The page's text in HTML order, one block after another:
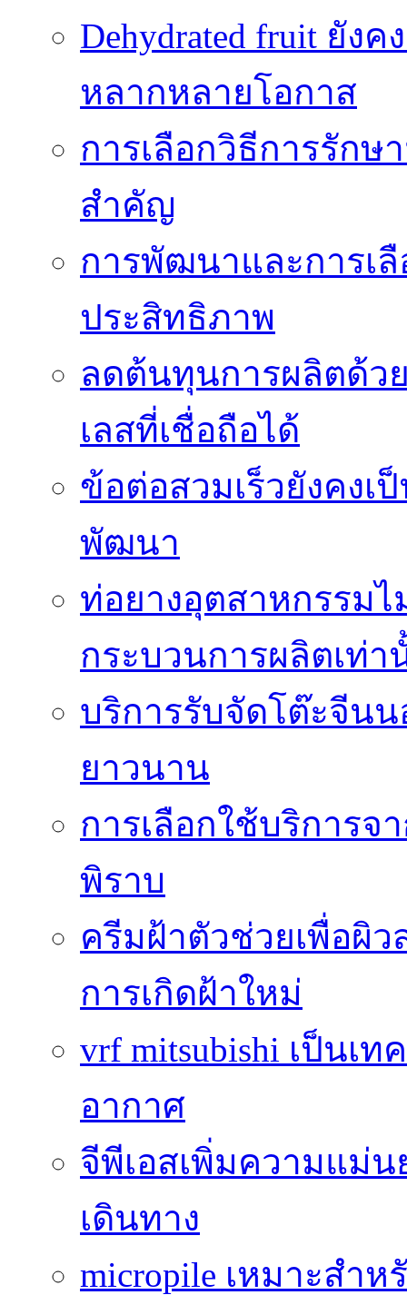
Dehydrated fruit ยัง
หลากหลายโอกาส
การเลือกวิธีการรักษ
สำคัญ
การพัฒนาและการเ
ประสิทธิภาพ
ลดต้นทุนการผลิตด้ว
เลสที่เชื่อถือได้
ข้อต่อสวมเร็วยังคง
พัฒนา
ท่อยางอุตสาหกรรม
กระบวนการผลิตเท่า
บริการรับจัดโต๊ะจีน
ยาวนาน
การเลือกใช้บริการ
พิราบ
ครีมฝ้าตัวช่วยเพื่อผิ
การเกิดฝ้าใหม่
vrf mitsubishi เป็นเ
อากาศ
จีพีเอสเพิ่มความแม่
เดินทาง
micropile เหมาะสำ